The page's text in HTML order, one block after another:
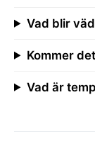
Vad blir
Kommer
Vad är